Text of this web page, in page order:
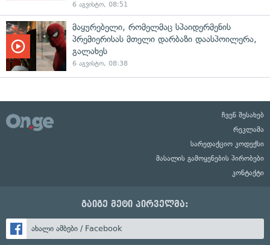
6 აგვისტო, 08:51
მაყურებელი, რომელმაც სპაიდერმენის
პრემიერისას მთელი დარბაზი დაასპოილერა,
გალახეს
6 აგვისტო, 08:38
ჩვენ შესახებ
რეკლამა
სარედაქციო კოდექსი
მასალის გამოყენების პირობები
კონტაქტი
გაიგე მეტი პირველმა:
ახალი ამბები / Facebook